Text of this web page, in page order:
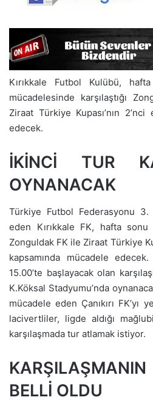
Kırıkkale Futbol Kulübü,
mücadelesinde karşılaştığı
Ziraat Türkiye Kupası’nın
edecek.
İKİNCİ TUR
OYNANACAK
Türkiye Futbol Federasyonu
eden Kırıkkale FK, hafta sonu
Zonguldak FK ile Ziraat Türkiye
kapsamında mücadele
15.00’te başlayacak olan
K.Köksal Stadyumu’nda
mücadele eden Çanıkırı FK’yı
lacivertliler, ligde aldığı
karşılaşmada tur atlamak istiyor.
BELLİ OLDU